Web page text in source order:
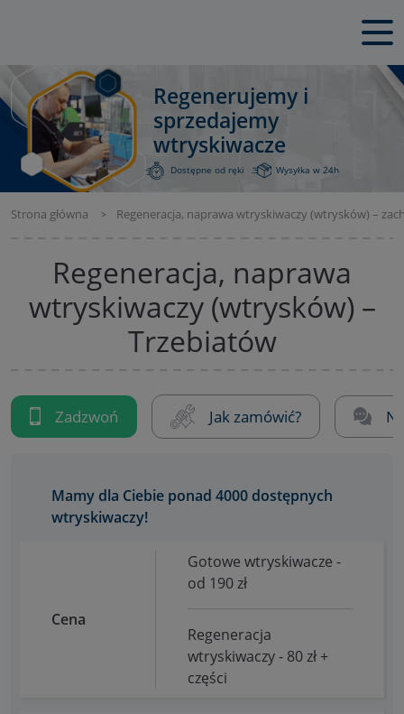
Regenerujemy i
sprzedajemy
wtryskiwacze
Dostępne od ręki Wysyłka w 24h
Strona główna Regeneracja, naprawa wtryskiwaczy (wtrysków) –
Regeneracja, naprawa
wtryskiwaczy (wtrysków) –
Trzebiatów
Zadzwoń Jak zamówić?
Mamy dla Ciebie ponad 4000 dostępnych
wtryskiwaczy!
Cena
Gotowe wtryskiwacze -
od 190 zł
Regeneracja
wtryskiwaczy - 80 zł +
części